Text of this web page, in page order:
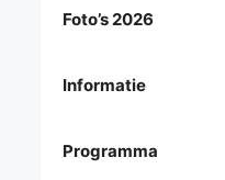
Foto’s 2026
Informatie
Programma